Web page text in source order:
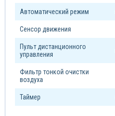
Автоматический режим
Сенсор движения
Пульт дистанционного
управления
Фильтр тонкой очистки
воздуха
Таймер